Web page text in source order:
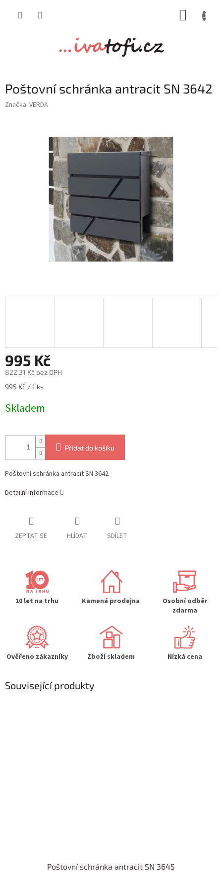
Poštovní schránka antracit SN 3642
Značka: VERDA
995 Kč
822,31 Kč bez DPH
Měrná
995 Kč / 1 ks
Skladem
Přidat do košíku
Poštovní schránka antracit SN 3642
Detailní informace
ZEPTAT SE HLÍDAT SDÍLET
10 let na trhu Kamená prodejna
Osobní odběr
zdarma
Ověřeno zákazníky Zboží skladem Nízká cena
Související produkty
Poštovní schránka antracit SN 3645